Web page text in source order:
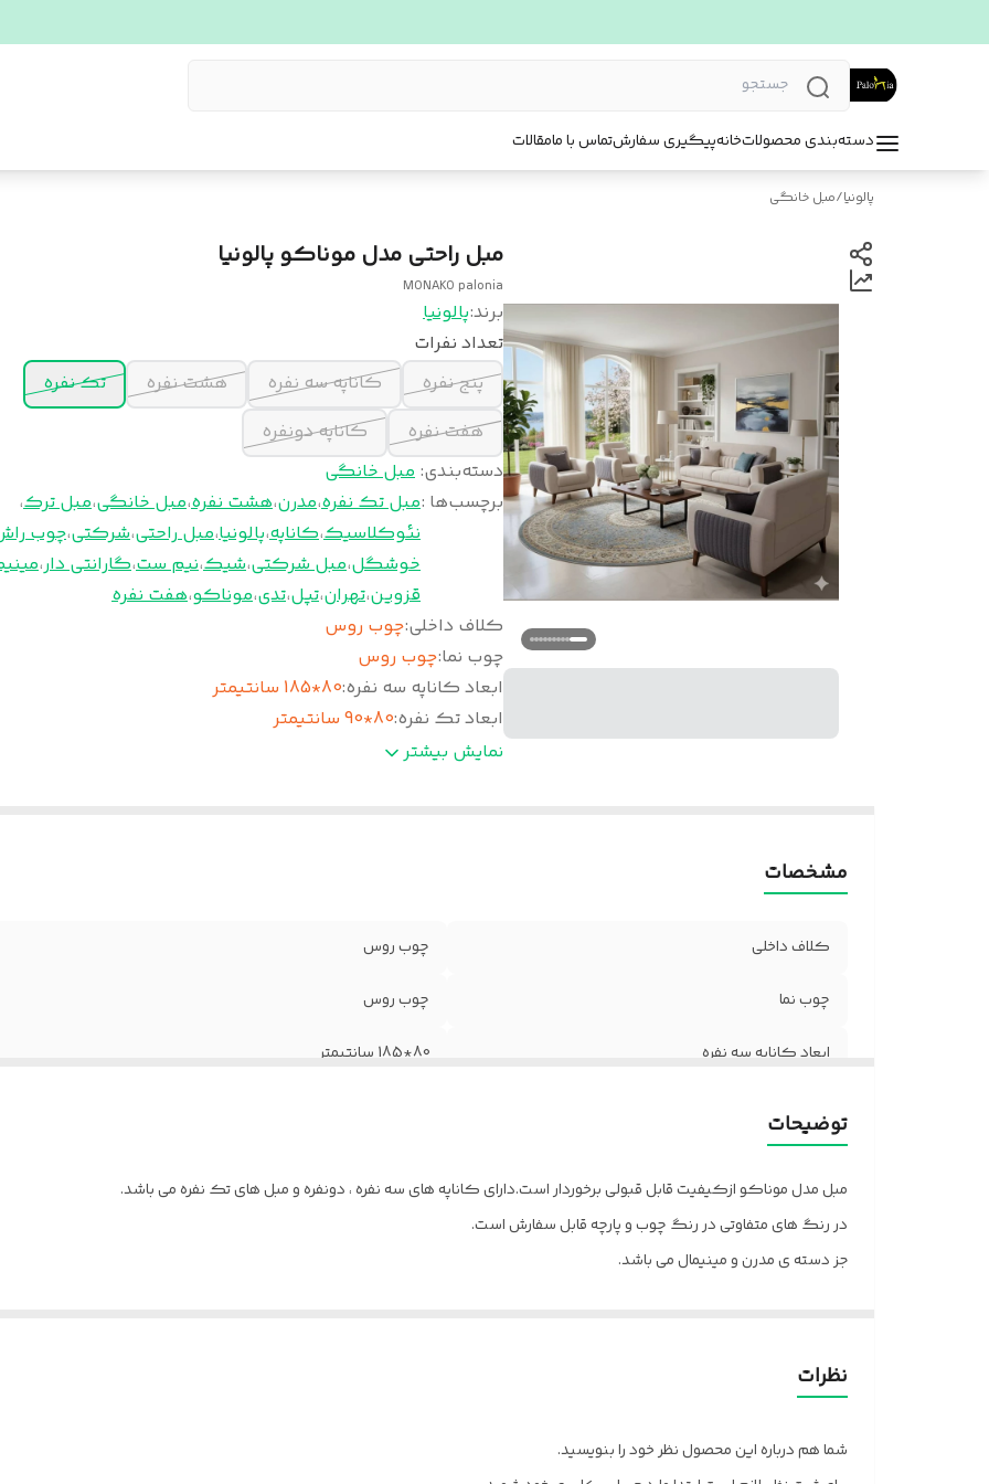
دسته‌بندی محصولاتخانهپیگیری سفارشتماس با مامقالات
پالونیا/مبل خانگی
مبل راحتی مدل موناکو پالونیا
MONAKO palonia
برند:پالونیا
تعداد نفرات
پنج نفره
کاناپه سه نفره هشت نفره
تک نفره
هفت نفره
کاناپه دونفره
دسته‌بندی: مبل خانگی
برچسب‌ها :مبل تک نفره،مدرن،هشت نفره،مبل خانگی،مبل ترک،
نئوکلاسیک،کاناپه،پالونیا،مبل راحتی،شرکتی،چوب
خوشگل،مبل شرکتی،شیک،نیم ست،گارانتی دار،
قزوین،تهران،تپل،تدی،موناکو،هفت نفره
کلاف داخلی:چوب روس
چوب نما:چوب روس
ابعاد کاناپه سه نفره:80*185 سانتیمتر
ابعاد تک نفره:80*90 سانتیمتر
وزن ست 8 نفره
: نمایش بیشتر
مشخصات
کلاف داخلی چوب روس
چوب نما چوب روس
ابعاد کاناپه سه نفره 80*185 سانتیمتر
اسفنج نشیمن
ابعاد دونفره
توضیحات
مبل مدل موناکو ازکیفیت قابل قبولی برخوردار است.دارای کاناپه های سه نفره ، دونفره و مبل های تک نفره می باشد.
در رنگ های متفاوتی در رنگ چوب و پارچه قابل سفارش است.
جز دسته ی مدرن و مینیمال می باشد.
جهت مشاوره انتخاب پارچه با مشاوران ما در تماس باشید.
کد رنگ چوب را در توضیحات درج نمایید.
نظرات
شما هم درباره این محصول نظر خود را بنویسید.